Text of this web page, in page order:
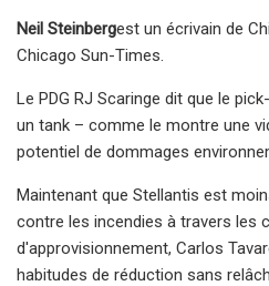
Neil Steinbergest un écrivain de
Chicago Sun-Times.
Le PDG RJ Scaringe dit que le
un tank – comme le montre une
potentiel de dommages
Maintenant que Stellantis est
contre les incendies à travers les
d'approvisionnement, Carlos
habitudes de réduction sans